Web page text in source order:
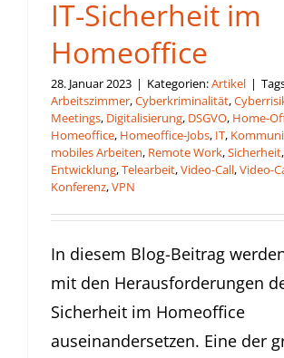
IT-Sicherheit im
Homeoffice
28. Januar 2023 | Kategorien:Artikel |
Arbeitszimmer,Cyberkriminalität,
Meetings, Digitalisierung, DSGVO, Home-
Homeoffice, Homeoffice-Jobs, IT,
mobiles Arbeiten, Remote Work,Sicherheit,
Entwicklung,Telearbeit,Video-Call,Video-
Konferenz,VPN
In diesem Blog-Beitrag
mit den Herausforderungen
Sicherheit im Homeoffice
auseinandersetzen. Eine der